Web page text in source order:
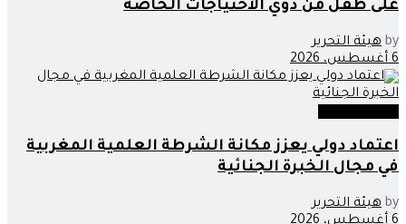
على طفل من ذوي الاحتياجات الخاصة
by هيئة التحرير
6 أغسطس، 2026
اعتماد دولي يعزز مكانة الشرطة العلمية المغربية
في مجال الخبرة الجنائية
by هيئة التحرير